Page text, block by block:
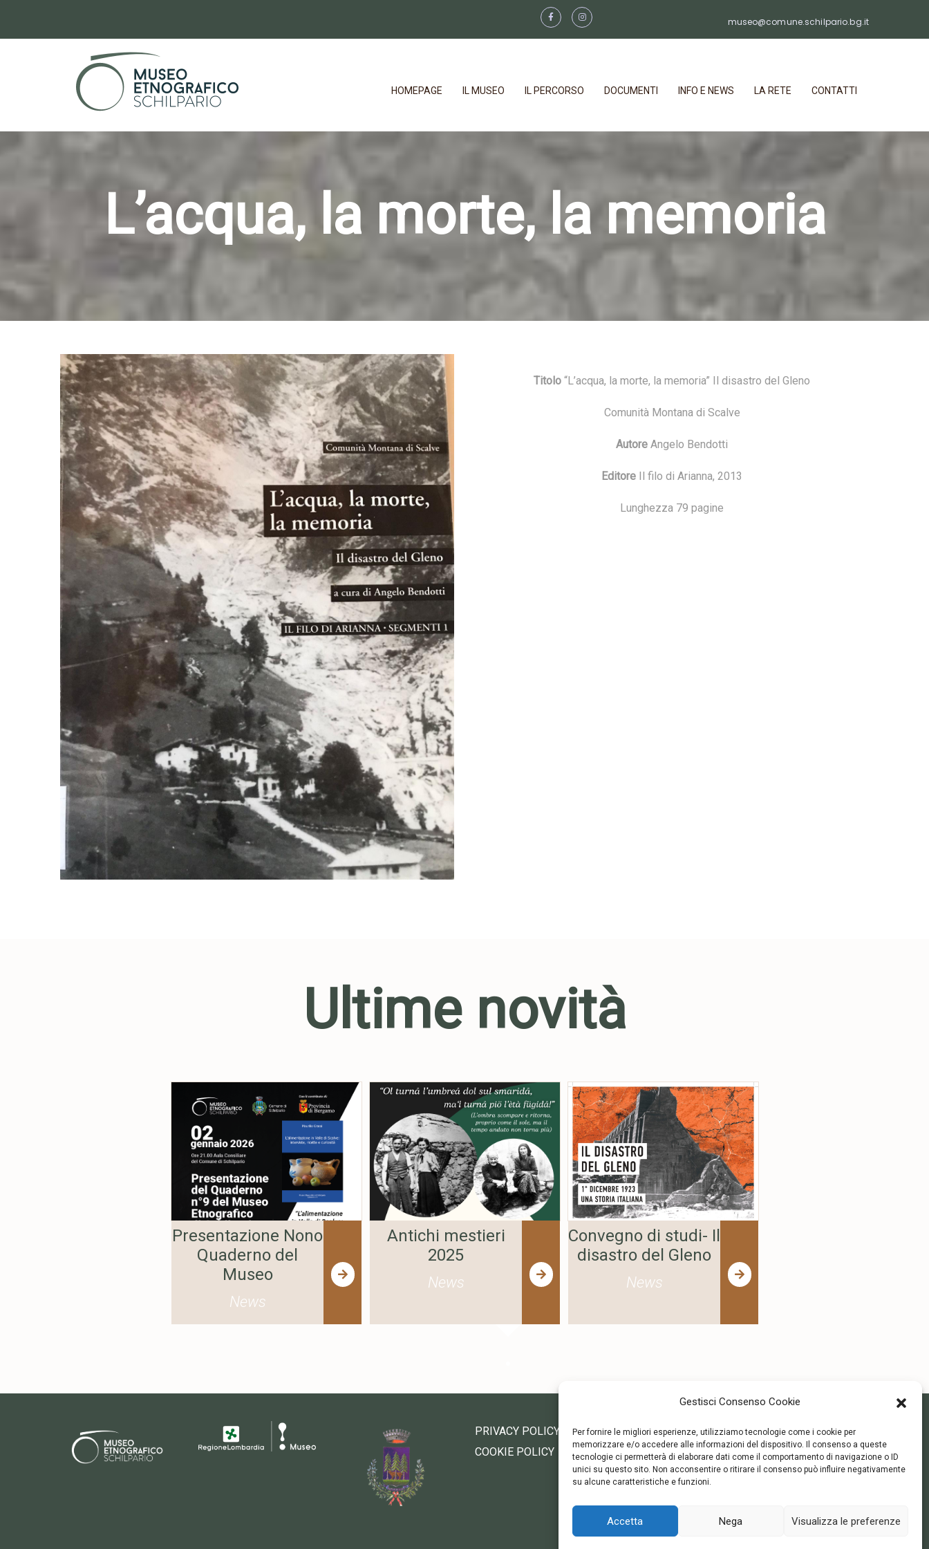
Gestisci Consenso Cookie
Per fornire le migliori esperienze, utilizziamo tecnologie come i cookie per
memorizzare e/o accedere alle informazioni del dispositivo. Il consenso a queste
tecnologie ci permetterà di elaborare dati come il comportamento di navigazione o ID
unici su questo sito. Non acconsentire o ritirare il consenso può influire negativamente
su alcune caratteristiche e funzioni.
Accetta Nega Visualizza le preferenze
museo@comune.schilpario.bg.it
HOMEPAGE IL MUSEO IL PERCORSO DOCUMENTI INFO E NEWS LA RETE CONTATTI
L’acqua, la morte, la memoria
Titolo “L’acqua, la morte, la memoria” Il disastro del Gleno
Comunità Montana di Scalve
Autore Angelo Bendotti
Editore Il filo di Arianna, 2013
Lunghezza 79 pagine
Ultime novità
Presentazione Nono
Quaderno del
Museo
News
Antichi mestieri
2025
News
Convegno di studi- Il
disastro del Gleno
News
PRIVACY POLICY
COOKIE POLICY
Contatti
museo@comune.schilpario.bg.it
Seguici